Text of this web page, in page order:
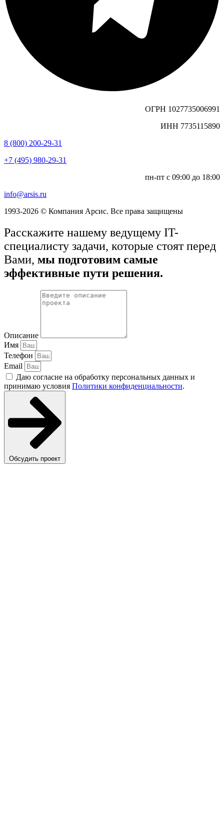
ОГРН 1027735006991
ИНН 7735115890
8 (800) 200-29-31
+7 (495) 980-29-31
пн-пт с 09:00 до 18:00
info@arsis.ru
1993-2026 © Компания Арсис. Все права защищены
Расскажите нашему ведущему IT-
специалисту задачи, которые стоят перед
Вами, мы подготовим самые
эффективные пути решения.
Описание
Имя
Телефон
Email
Даю согласие на обработку персональных данных и
принимаю условия Политики конфиденциальности.
Обсудить проект